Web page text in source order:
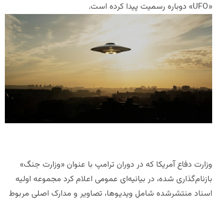
«UFO» دوباره رسمیت پیدا کرده است.
وزارت دفاع آمریکا که در دوران ترامپ با عنوان «وزارت جنگ»
بازنام‌گذاری شده، در بیانیه‌ای عمومی اعلام کرد مجموعه اولیه
اسناد منتشرشده شامل ویدیوها، تصاویر و مدارک اصلی مربوط